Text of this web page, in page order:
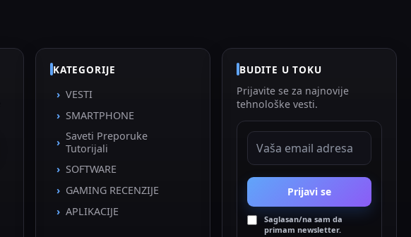
KATEGORIJE
VESTI
SMARTPHONE
Saveti Preporuke
Tutorijali
SOFTWARE
GAMING RECENZIJE
APLIKACIJE
BUDITE U TOKU
Prijavite se za najnovije
tehnološke vesti.
EMAIL ADRESA
Prijavi se
Saglasan/na sam da
primam newsletter.